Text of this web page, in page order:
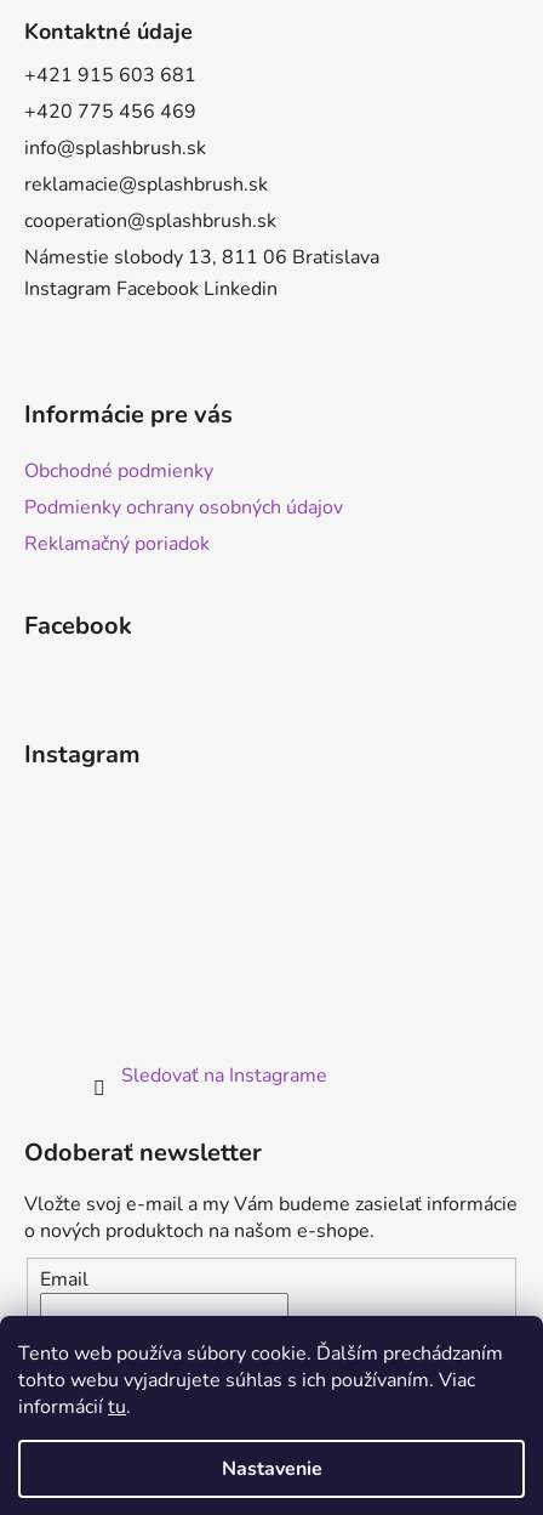
Tento web používa súbory cookie. Ďalším prechádzaním
tohto webu vyjadrujete súhlas s ich používaním. Viac
informáciítu.
Nastavenie
Kontaktné údaje
+421 915 603 681
+420 775 456 469
info@splashbrush.sk
reklamacie@splashbrush.sk
cooperation@splashbrush.sk
Námestie slobody 13, 811 06 Bratislava
Instagram Facebook Linkedin
Informácie pre vás
Obchodné podmienky
Podmienky ochrany osobných údajov
Reklamačný poriadok
Facebook
Instagram
Sledovať na Instagrame
Odoberať newsletter
Vložte svoj e-mail a my Vám budeme zasielať informácie
o nových produktoch na našom e-shope.
Email
Vložením e-mailu súhlasíte s
podmienkami ochrany
osobných údajov